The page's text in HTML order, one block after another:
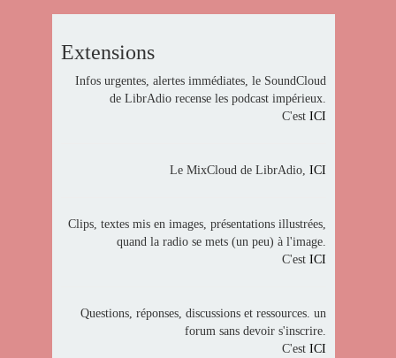
Extensions
Infos urgentes, alertes immédiates, le SoundCloud
de LibrAdio recense les podcast impérieux.
C'est ICI
Le MixCloud de LibrAdio, ICI
Clips, textes mis en images, présentations illustrées,
quand la radio se mets (un peu) à l'image.
C'est ICI
Questions, réponses, discussions et ressources. un
forum sans devoir s'inscrire.
C'est ICI